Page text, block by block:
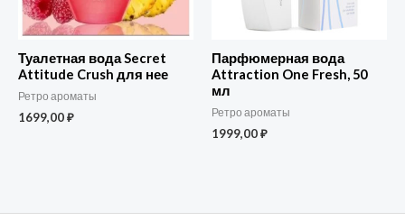
Туалетная вода Secret
Attitude Crush для нее
Ретро ароматы
1699,00₽
Парфюмерная вода
Attraction One Fresh, 50
мл
Ретро ароматы
1999,00₽